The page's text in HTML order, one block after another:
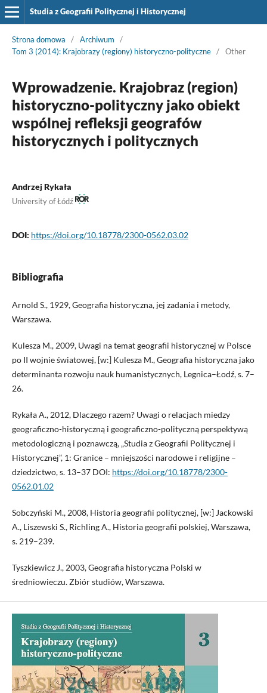
Studia z Geografii Politycznej i Historycznej
Strona domowa / Archiwum
/
Tom 3 (2014): Krajobrazy (regiony) historyczno-polityczne / Other
Wprowadzenie. Krajobraz (region)
historyczno-polityczny jako obiekt
wspólnej refleksji geografów
historycznych i politycznych
Andrzej Rykała
University of Łódź
DOI: https://doi.org/10.18778/2300-0562.03.02
Bibliografia
Arnold S., 1929, Geografia historyczna, jej zadania i metody,
Warszawa.
Kulesza M., 2009, Uwagi na temat geografii historycznej w Polsce
po II wojnie światowej, [w:] Kulesza M., Geografia historyczna jako
determinanta rozwoju nauk humanistycznych, Legnica–Łodź, s. 7–
26.
Rykała A., 2012, Dlaczego razem? Uwagi o relacjach miedzy
geograficzno-historyczną i geograficzno-polityczną perspektywą
metodologiczną i poznawczą, „Studia z Geografii Politycznej i
Historycznej”, 1: Granice – mniejszości narodowe i religijne –
dziedzictwo, s. 13–37 DOI: https://doi.org/10.18778/2300-
0562.01.02
Sobczyński M., 2008, Historia geografii politycznej, [w:] Jackowski
A., Liszewski S., Richling A., Historia geografii polskiej, Warszawa,
s. 219–239.
Tyszkiewicz J., 2003, Geografia historyczna Polski w
średniowieczu. Zbiór studiów, Warszawa.